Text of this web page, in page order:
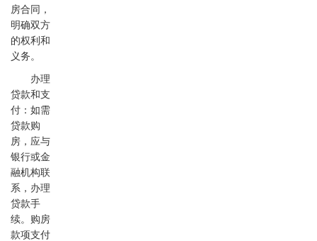
房合同，
明确双方
的权利和
义务。
办理
贷款和支
付：如需
贷款购
房，应与
银行或金
融机构联
系，办理
贷款手
续。购房
款项支付